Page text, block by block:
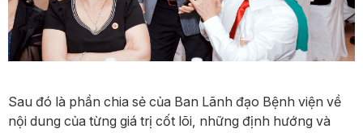
Sau đó là phần chia sẻ của Ban Lãnh đạo Bệnh viện về
nội dung của từng giá trị cốt lõi, những định hướng và